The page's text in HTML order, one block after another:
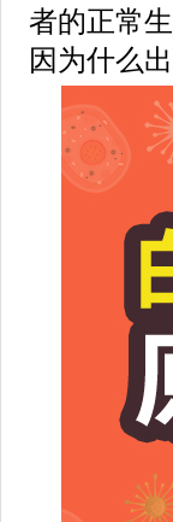
者的正常
因为什么